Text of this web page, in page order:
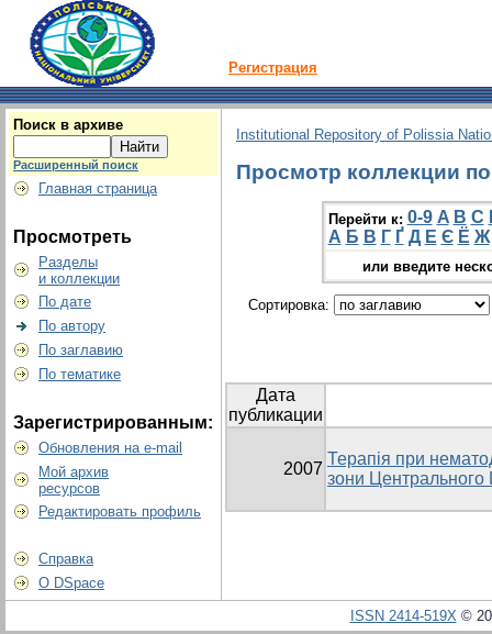
Регистрация
Поиск в архиве
Расширенный поиск
Главная страница
Просмотреть
Разделы
и коллекции
По дате
По автору
По заглавию
По тематике
Зарегистрированным:
Обновления на e-mail
Мой архив
ресурсов
Редактировать профиль
Справка
О DSpace
Institutional Repository of Polissia
Просмотр коллекции
Перейти к: 0-9 A B C
А Б В Г Ґ Д Е Є Ё Ж
или введите
Сортировка:
Дата
публикации
2007
Терапія при
зони Центрального
ISSN 2414-519X©